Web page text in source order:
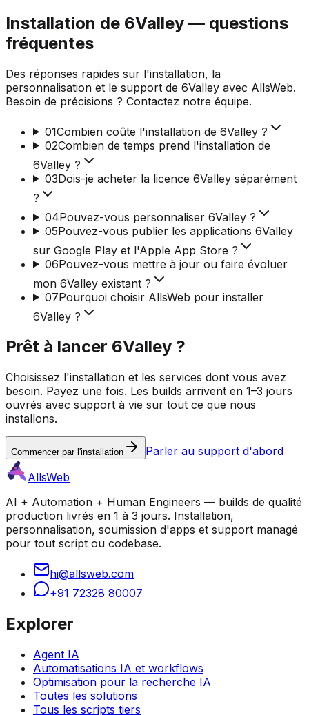
Installation de 6Valley — questions
fréquentes
Des réponses rapides sur l'installation, la
personnalisation et le support de 6Valley avec AllsWeb.
Besoin de précisions ? Contactez notre équipe.
01Combien coûte l'installation de 6Valley ?
02Combien de temps prend l'installation de
6Valley ?
03Dois-je acheter la licence 6Valley séparément
?
04Pouvez-vous personnaliser 6Valley ?
05Pouvez-vous publier les applications 6Valley
sur Google Play et l'Apple App Store ?
06Pouvez-vous mettre à jour ou faire évoluer
mon 6Valley existant ?
07Pourquoi choisir AllsWeb pour installer
6Valley ?
Prêt à lancer 6Valley ?
Choisissez l'installation et les services dont vous avez
besoin. Payez une fois. Les builds arrivent en 1–3 jours
ouvrés avec support à vie sur tout ce que nous
installons.
Commencer par l'installation
Parler au support d'abord
AllsWeb
AI + Automation + Human Engineers — builds de qualité
production livrés en 1 à 3 jours. Installation,
personnalisation, soumission d'apps et support managé
pour tout script ou codebase.
hi@allsweb.com
+91 72328 80007
Explorer
Agent IA
Automatisations IA et workflows
Optimisation pour la recherche IA
Toutes les solutions
Tous les scripts tiers